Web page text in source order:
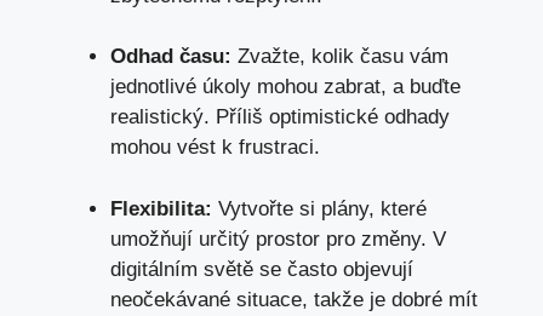
Odhad času: Zvažte, kolik času vám
jednotlivé úkoly mohou zabrat, a buďte
realistický. Příliš optimistické odhady
mohou vést k frustraci.
Flexibilita: Vytvořte si plány, které
umožňují určitý prostor pro změny. V
digitálním světě se často objevují
neočekávané situace, takže je dobré mít